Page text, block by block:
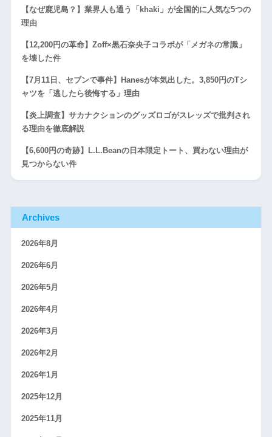
【なぜ鹿児島？】業界人も通う「khaki」が全国的に人気な5つの
理由
【12,200円の革命】Zoff×黒石奈央子コラボが「メガネの常識」
を壊した件
【7月11日、セブンで事件】Hanesが本気出した。3,850円のTシ
ャツを「逃したら後悔する」理由
【炎上調査】サカナクションのグッズロゴがスレッズで批判され
る理由を徹底解説
【6,600円の奇跡】L.L.Beanの日本限定トート、買わない理由が
見つからない件
Archives
2026年8月
2026年6月
2026年5月
2026年4月
2026年3月
2026年2月
2026年1月
2025年12月
2025年11月